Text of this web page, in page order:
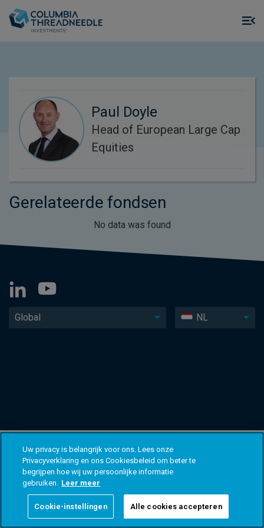
Paul Doyle
Head of European Large Cap
Equities
Gerelateerde fondsen
No data was found
Global NL
Uw privacy is belangrijk voor ons. Lees onze
Privacyverklaring en ons Cookiesbeleid om beter te
begrijpen hoe wij uw persoonlijke informatie
gebruiken. Leer meer
Cookie-instellingen Alle cookies accepteren